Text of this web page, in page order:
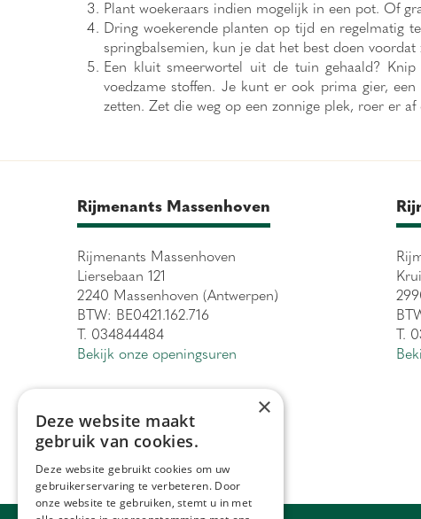
Plant woekeraars indien mogelijk in een pot. Of
Dring woekerende planten op tijd en regelmatig
springbalsemien, kun je dat het best doen
Een kluit smeerwortel uit de tuin gehaald?
voedzame stoffen. Je kunt er ook prima gier,
zetten. Zet die weg op een zonnige plek, roer er
Rijmenants Massenhoven
Rijmenants Massenhoven
Liersebaan 121
2240 Massenhoven (Antwerpen)
BTW: BE0421.162.716
T. 034844484
Bekijk onze openingsuren
T.
×
Deze website maakt
gebruik van cookies.
Deze website gebruikt cookies om uw
gebruikerservaring te verbeteren. Door
onze website te gebruiken, stemt u in met